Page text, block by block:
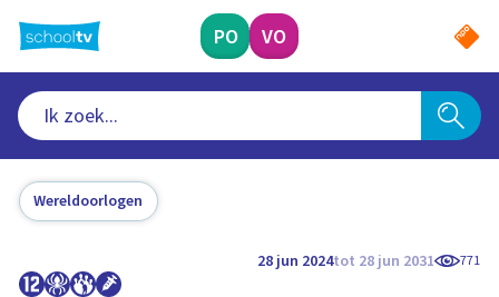
naar
hoofdinhoud
PO VO
Wereldoorlogen
28 jun 2024tot 28 jun 2031 771